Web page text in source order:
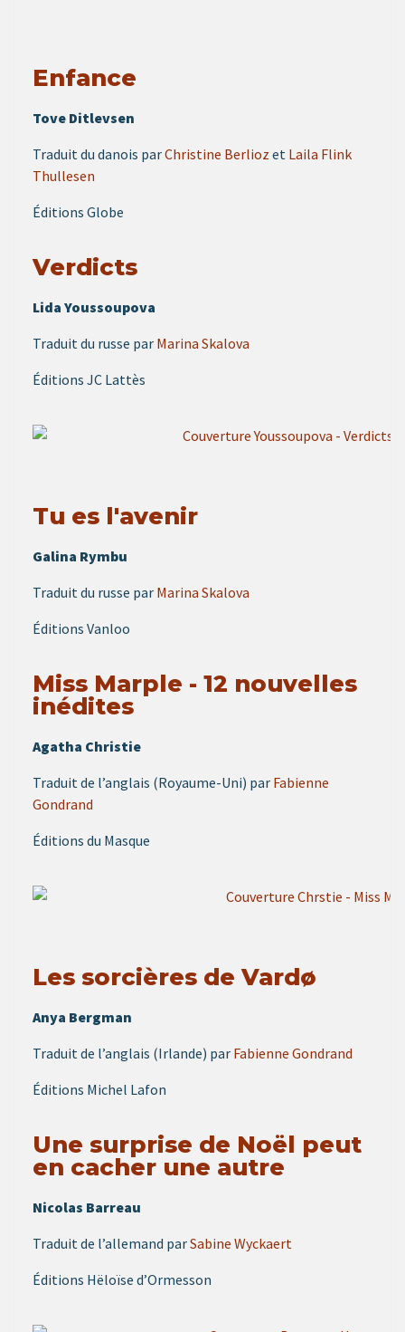
Enfance
Tove Ditlevsen
Traduit du danois parChristine Berlioz et Laila Flink
Thullesen
Éditions Globe
Verdicts
Lida Youssoupova
Traduit du russe par Marina Skalova
Éditions JC Lattès
Tu es l'avenir
Galina Rymbu
Traduit du russe par Marina Skalova
Éditions Vanloo
Miss Marple - 12 nouvelles
inédites
Agatha Christie
Traduit de l’anglais (Royaume-Uni) par Fabienne
Gondrand
Éditions du Masque
Les sorcières de Vardø
Anya Bergman
Traduit de l’anglais (Irlande) par Fabienne Gondrand
Éditions Michel Lafon
Une surprise de Noël peut
en cacher une autre
Nicolas Barreau
Traduit de l’allemand parSabine Wyckaert
Éditions Hëloïse d’Ormesson